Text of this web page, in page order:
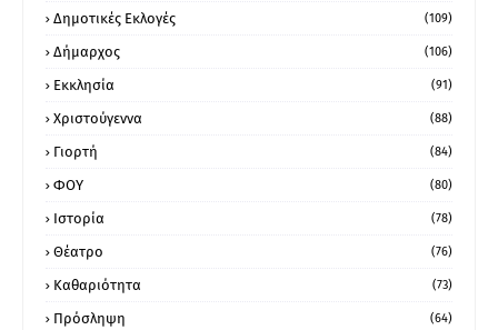
Δημοτικές Εκλογές (109)
Δήμαρχος (106)
Εκκλησία (91)
Χριστούγεννα (88)
Γιορτή (84)
ΦΟΥ (80)
Ιστορία (78)
Θέατρο (76)
Καθαριότητα (73)
Πρόσληψη (64)